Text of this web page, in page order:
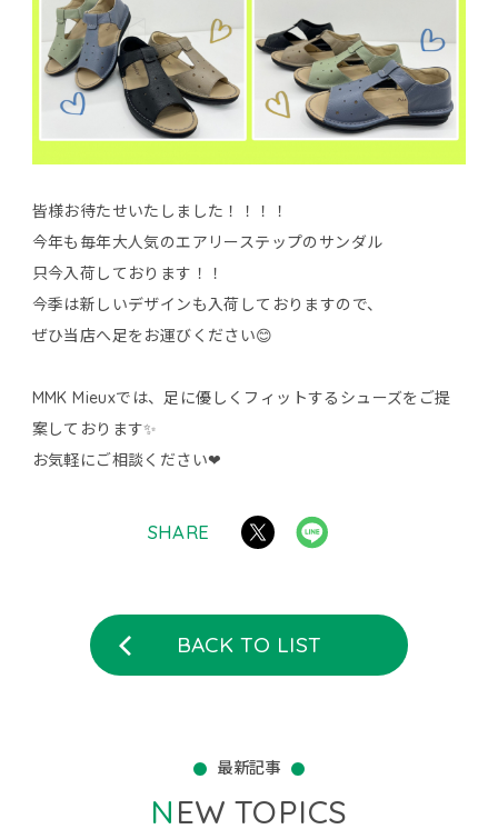
皆様お待たせいたしました！！！！
今年も毎年大人気のエアリーステップのサンダル
只今入荷しております！！
今季は新しいデザインも入荷しておりますので、
ぜひ当店へ足をお運びください😊
MMK Mieuxでは、足に優しくフィットするシューズをご提
案しております✨
お気軽にご相談ください❤
SHARE
BACK TO LIST
最新記事
NEW TOPICS